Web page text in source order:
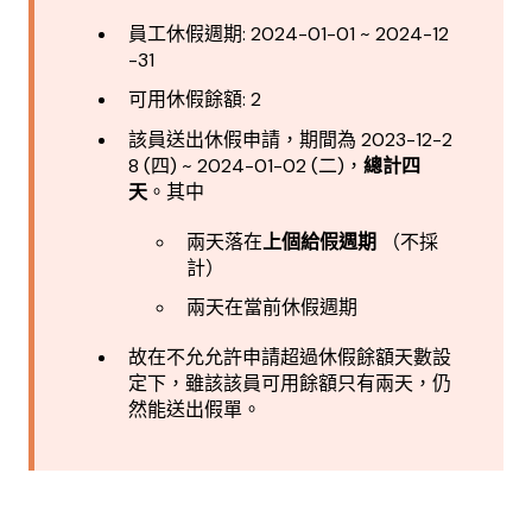
員工休假週期: 2024-01-01 ~ 2024-12
-31
可用休假餘額: 2
該員送出休假申請，期間為 2023-12-2
8 (四) ~ 2024-01-02 (二)， 總計四
天 。其中
兩天落在上個給假週期
（不採
計）
兩天在當前休假週期
故在不允允許申請超過休假餘額天數設
定下，雖該該員可用餘額只有兩天，仍
然能送出假單。